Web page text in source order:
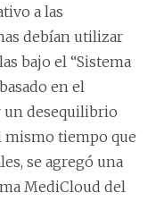
a las
debían utilizar
bajo el “Sistema
en el
un desequilibrio
mismo tiempo que
se agregó una
MediCloud del